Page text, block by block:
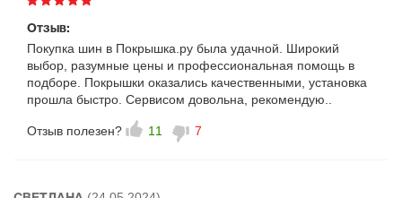
Отзыв:
Покупка шин в Покрышка.ру была удачной. Широкий
выбор, разумные цены и профессиональная помощь в
подборе. Покрышки оказались качественными, установка
прошла быстро. Сервисом довольна, рекомендую..
Отзыв полезен? 11 7